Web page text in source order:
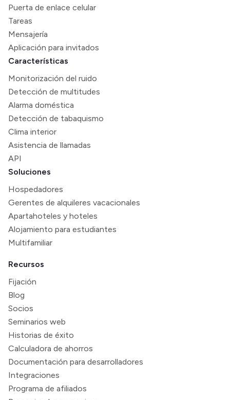
Puerta de enlace celular
Tareas
Mensajería
Aplicación para invitados
Características
Monitorización del ruido
Detección de multitudes
Alarma doméstica
Detección de tabaquismo
Clima interior
Asistencia de llamadas
API
Soluciones
Hospedadores
Gerentes de alquileres vacacionales
Apartahoteles y hoteles
Alojamiento para estudiantes
Multifamiliar
Recursos
Fijación
Blog
Socios
Seminarios web
Historias de éxito
Calculadora de ahorros
Documentación para desarrolladores
Integraciones
Programa de afiliados